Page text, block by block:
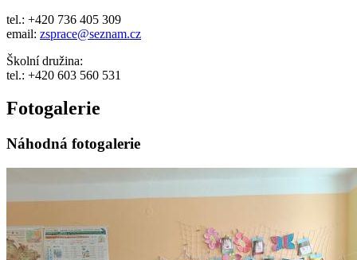
tel.: +420 736 405 309
email: zsprace@seznam.cz
Školní družina:
tel.: +420 603 560 531
Fotogalerie
Náhodná fotogalerie